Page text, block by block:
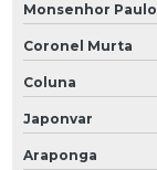
Monsenhor Paulo
Coronel Murta
Coluna
Japonvar
Araponga